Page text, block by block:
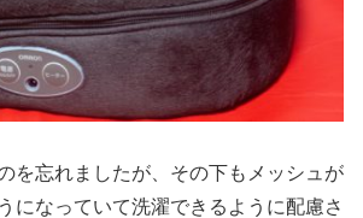
を忘れましたが、その下もメッシュが
になっていて洗濯できるように配慮さ